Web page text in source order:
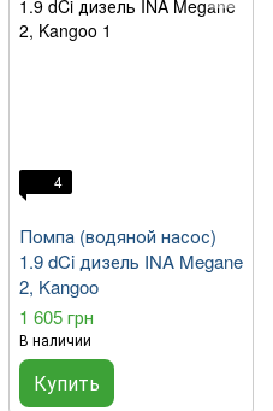
4
Помпа (водяной насос)
1.9 dCi дизель INA Megane
2, Kangoo
1 605 грн
В наличии
Купить